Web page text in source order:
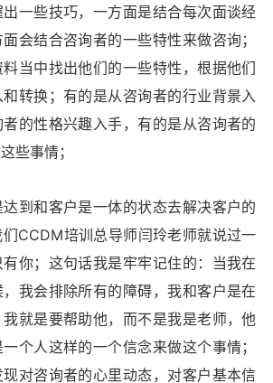
一些技巧，一方面是结合每次面谈经
会结合咨询者的一些特性来做咨询；
当中找出他们的一些特性，根据他们
转换；有的是从咨询者的行业背景入
的性格兴趣入手，有的是从咨询者的
些事情；
到和客户是一体的状态去解决客户的
CCDM培训总导师闫玲老师就说过一
你；这句话我是牢牢记住的：当我在
我会排除所有的障碍，我和客户是在
就是要帮助他，而不是我是老师，他
个人这样的一个信念来做这个事情；
对咨询者的心里动态，对客户基本信